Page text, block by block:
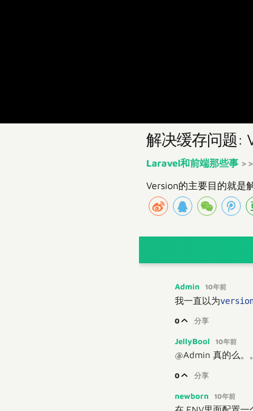
解决缓存问题:
Laravel和前端那些事
Version的主要目的就是
Admin 10年前
我一直以为
0 分享
JellyBool 10年前
@Admin 真的么。
0 分享
newborn 10年前